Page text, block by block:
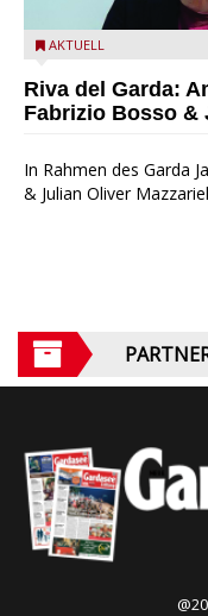
Fabrizio Bosso &
AKTUELL
Riva del Garda:
Fabrizio Bosso &
In Rahmen des Garda
& Julian Oliver